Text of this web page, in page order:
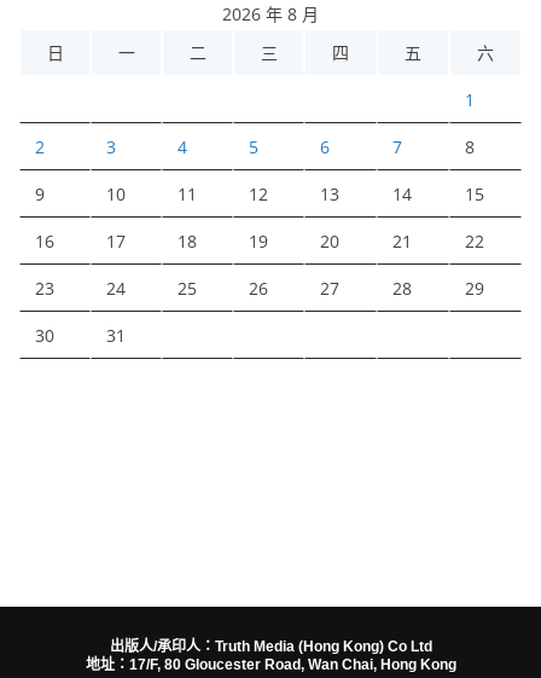
2026 年 8 月
日
一 二 三 四 五 六
1
2 3 4 5 6 7 8
9 10 11 12 13 14 15
16 17 18 19 20 21 22
23 24 25 26 27 28 29
30 31
出版人/承印人：Truth Media (Hong Kong) Co Ltd
地址：17/F, 80 Gloucester Road, Wan Chai, Hong Kong